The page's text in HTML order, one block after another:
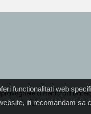
functionalitati web
iti recomandam sa
a Prelucrarii